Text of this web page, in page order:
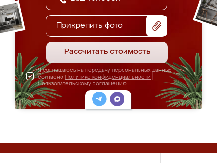
Прикрепить фото
Рассчитать стоимость
Я соглашаюсь на передачу персональных данных
согласно Политике конфиденциальности
Пользовательскому соглашению